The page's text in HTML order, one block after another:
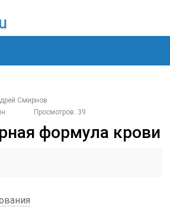
Смирнов
Просмотров: 39
формула крови